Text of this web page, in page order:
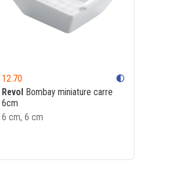
12.70 contrast
Revol Bombay miniature carre
6cm
6 cm, 6 cm